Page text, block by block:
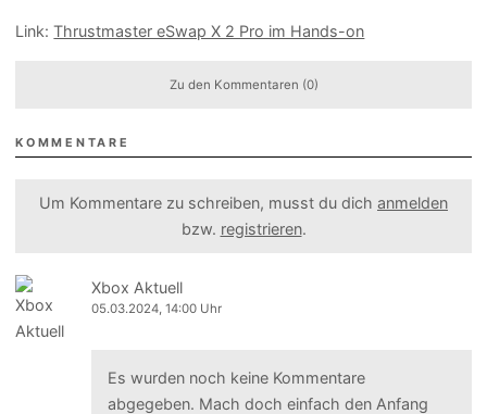
Link:Thrustmaster eSwap X 2 Pro im Hands-on
Zu den Kommentaren (0)
KOMMENTARE
Um Kommentare zu schreiben, musst du dich anmelden
bzw. registrieren.
Xbox Aktuell
05.03.2024, 14:00 Uhr
Es wurden noch keine Kommentare
abgegeben. Mach doch einfach den Anfang